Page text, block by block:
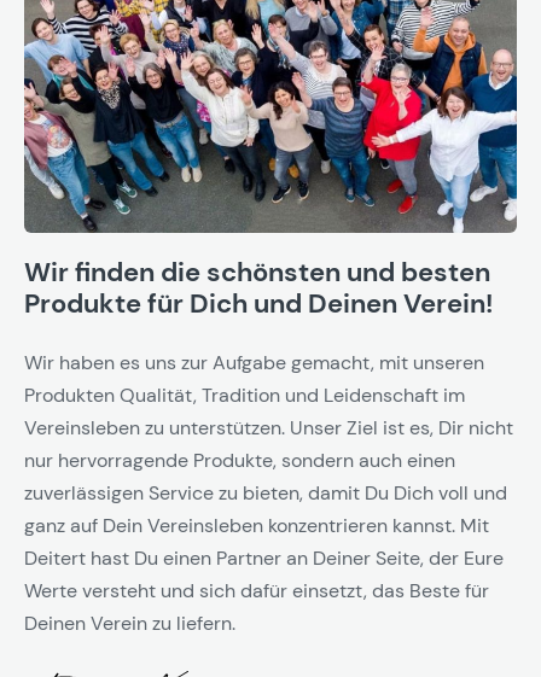
Wir finden die schönsten und besten
Produkte für Dich und Deinen Verein!
Wir haben es uns zur Aufgabe gemacht, mit unseren
Produkten Qualität, Tradition und Leidenschaft im
Vereinsleben zu unterstützen. Unser Ziel ist es, Dir nicht
nur hervorragende Produkte, sondern auch einen
zuverlässigen Service zu bieten, damit Du Dich voll und
ganz auf Dein Vereinsleben konzentrieren kannst. Mit
Deitert hast Du einen Partner an Deiner Seite, der Eure
Werte versteht und sich dafür einsetzt, das Beste für
Deinen Verein zu liefern.